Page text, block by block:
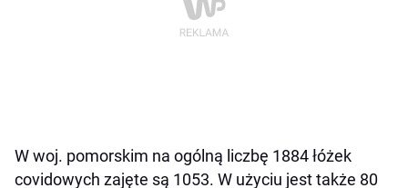
W woj. pomorskim na ogólną liczbę 1884 łóżek
covidowych zajęte są 1053. W użyciu jest także 80